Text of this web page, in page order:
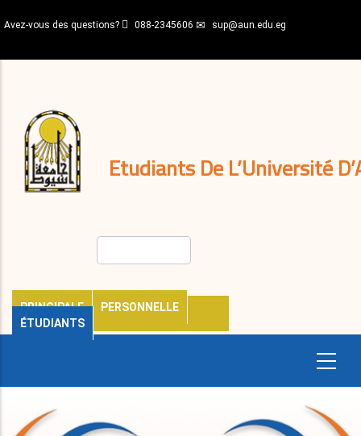
au
principal
Avez-vous des questions? 088-2345606 sup@aun.edu.eg
Etudiants De L’Université
PRINCIPALE
PERSONNELLE
ÉTUDIANTS
décisions
Expatriés
Journal